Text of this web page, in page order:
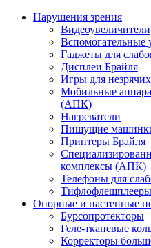
Нарушения зрения
Видеоувеличители
Вспомогательные
Гаджеты для
Дисплеи Брайля
Игры для незрячих
Мобильные
(АПК)
Нагреватели
Пишущие
Принтеры Брайля
комплексы (АПК)
Телефоны для
Тифлофлешплееры
Опорные и настенные
Бурсопротекторы
Геле-тканевые
Корректоры